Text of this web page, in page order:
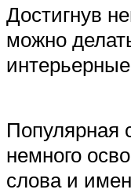
Достигнув
можно
Популярная
немного
слова и